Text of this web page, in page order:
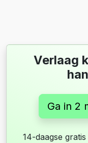
Verlaag
Ga in 2
14-daagse